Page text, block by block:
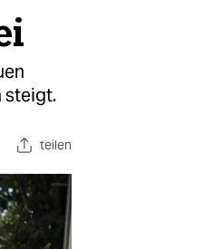
steigt.
teilen